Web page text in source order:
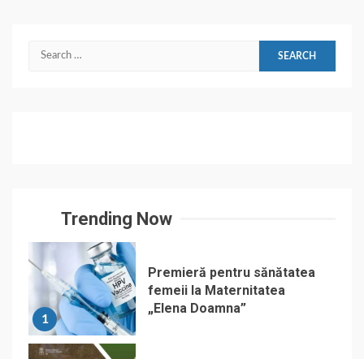
Search
Trending Now
1
Premieră pentru sănătatea
femeii la Maternitatea
„Elena Doamna”